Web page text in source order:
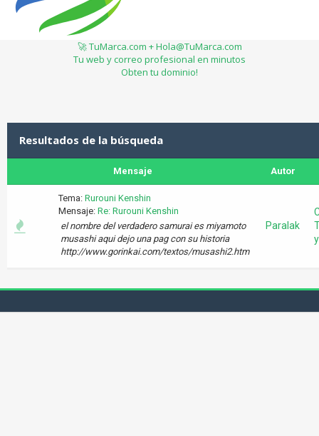
🚀 TuMarca.com + Hola@TuMarca.com
Tu web y correo profesional en minutos
Obten tu dominio!
Resultados de la búsqueda
Mensaje Autor
Tema: Rurouni Kenshin
Mensaje: Re: Rurouni Kenshin
el nombre del verdadero samurai es miyamoto
musashi aqui dejo una pag con su historia
http://www.gorinkai.com/textos/musashi2.htm
Paralak